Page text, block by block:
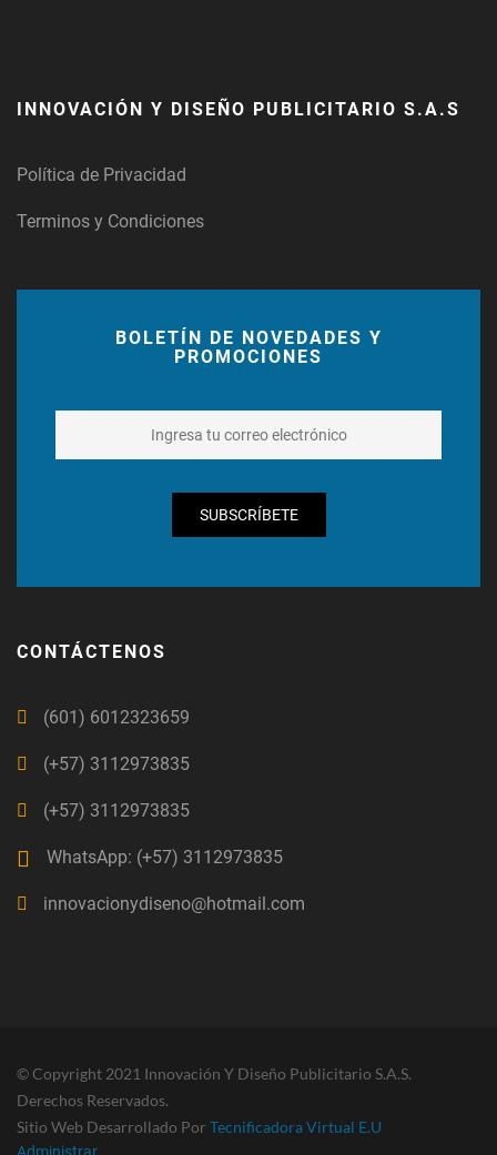
INNOVACIÓN Y DISEÑO PUBLICITARIO S.A.S
Política de Privacidad
Terminos y Condiciones
BOLETÍN DE NOVEDADES Y
PROMOCIONES
SUBSCRÍBETE
CONTÁCTENOS
(601) 6012323659
(+57) 3112973835
(+57) 3112973835
WhatsApp: (+57) 3112973835
innovacionydiseno@hotmail.com
© Copyright 2021 Innovación Y Diseño Publicitario S.A.S.
Derechos Reservados.
Sitio Web Desarrollado Por Tecnificadora Virtual E.U